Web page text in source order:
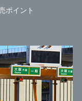
ポイント